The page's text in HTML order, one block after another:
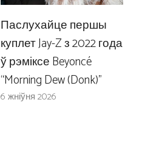
Паслухайце першы
куплет Jay-Z з 2022 года
ў рэміксе Beyoncé
“Morning Dew (Donk)”
6 жніўня 2026